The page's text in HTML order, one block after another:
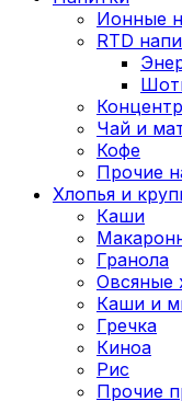
Ионные
RTD
Чай и
Кофе
Прочие
Хлопья и
Каши
Гранола
Овсяные
Каши и
Гречка
Киноа
Рис
Прочие